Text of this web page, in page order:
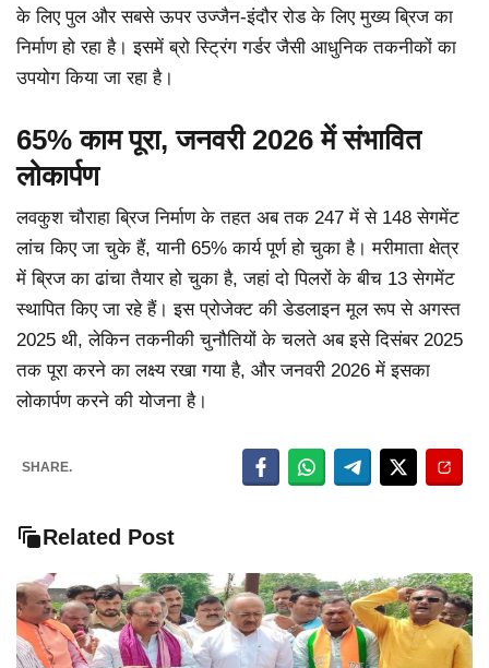
के लिए पुल और सबसे ऊपर उज्जैन-इंदौर रोड के लिए मुख्य ब्रिज का
निर्माण हो रहा है। इसमें ब्रो स्ट्रिंग गर्डर जैसी आधुनिक तकनीकों का
उपयोग किया जा रहा है।
65% काम पूरा, जनवरी 2026 में संभावित
लोकार्पण
लवकुश चौराहा ब्रिज निर्माण के तहत अब तक 247 में से 148 सेगमेंट
लांच किए जा चुके हैं, यानी 65% कार्य पूर्ण हो चुका है। मरीमाता क्षेत्र
में ब्रिज का ढांचा तैयार हो चुका है, जहां दो पिलरों के बीच 13 सेगमेंट
स्थापित किए जा रहे हैं। इस प्रोजेक्ट की डेडलाइन मूल रूप से अगस्त
2025 थी, लेकिन तकनीकी चुनौतियों के चलते अब इसे दिसंबर 2025
तक पूरा करने का लक्ष्य रखा गया है, और जनवरी 2026 में इसका
लोकार्पण करने की योजना है।
SHARE.
Related Post